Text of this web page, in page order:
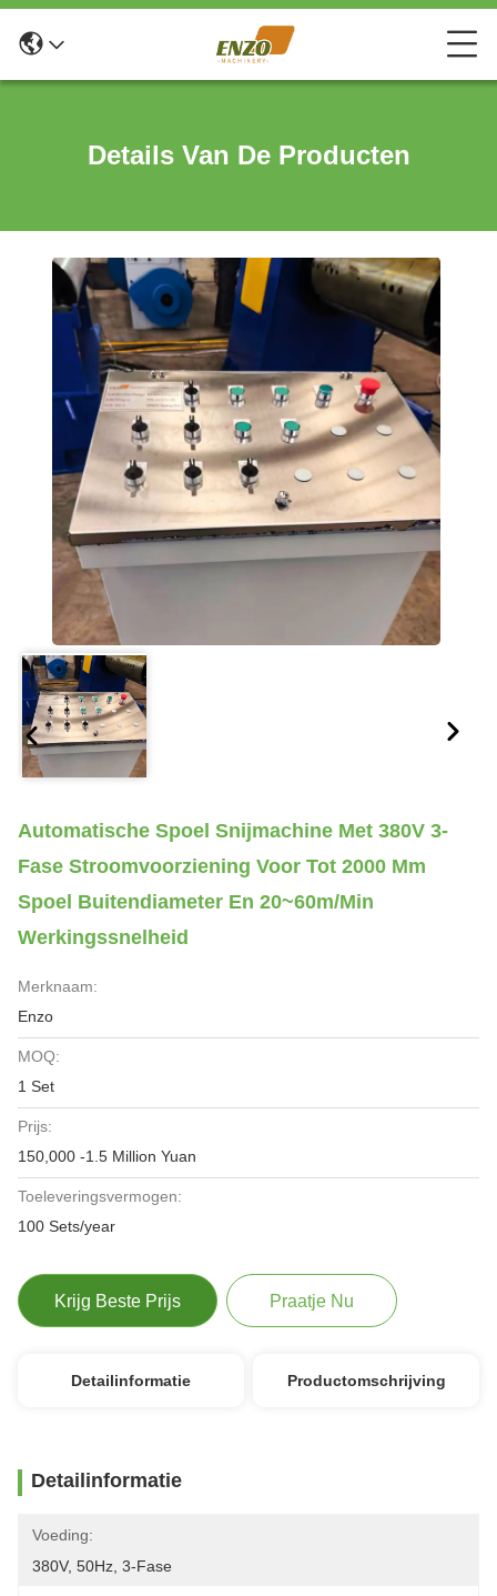
Details Van De Producten
Automatische Spoel Snijmachine Met 380V 3-
Fase Stroomvoorziening Voor Tot 2000 Mm
Spoel Buitendiameter En 20~60m/min
Werkingssnelheid
Merknaam:
Enzo
MOQ:
1 Set
Prijs:
150,000 -1.5 Million Yuan
Toeleveringsvermogen:
100 Sets/year
Krijg Beste Prijs Praatje Nu
Detailinformatie Productomschrijving
Detailinformatie
Voeding:
380V, 50Hz, 3-Fase